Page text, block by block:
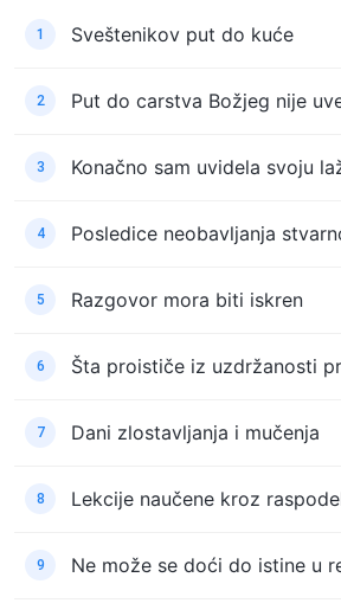
1 Sveštenikov put do kuće
2 Put do carstva Božjeg nije
3 Konačno sam uvidela svoju
4 Posledice neobavljanja
5 Razgovor mora biti iskren
6 Šta proističe iz uzdržanosti
7 Dani zlostavljanja i mučenja
8 Lekcije naučene kroz
9 Ne može se doći do istine u